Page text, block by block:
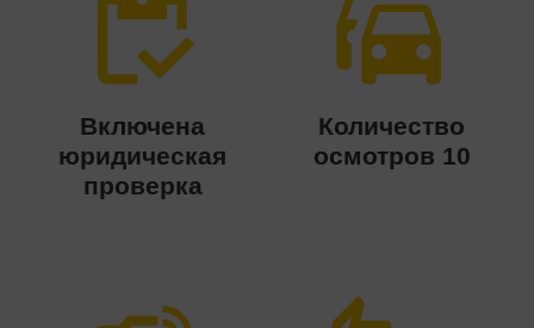
Включена
юридическая
проверка
Количество
осмотров 10